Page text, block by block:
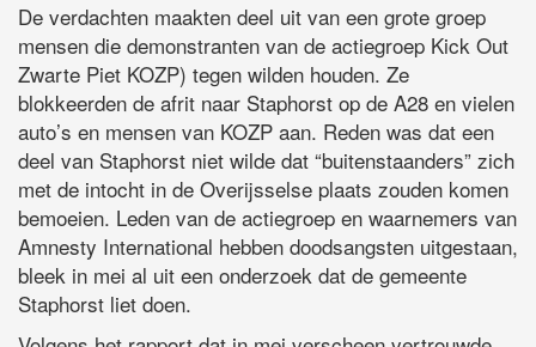
De verdachten maakten deel uit van een grote groep
mensen die demonstranten van de actiegroep Kick Out
Zwarte Piet KOZP) tegen wilden houden. Ze
blokkeerden de afrit naar Staphorst op de A28 en vielen
auto’s en mensen van KOZP aan. Reden was dat een
deel van Staphorst niet wilde dat “buitenstaanders” zich
met de intocht in de Overijsselse plaats zouden komen
bemoeien. Leden van de actiegroep en waarnemers van
Amnesty International hebben doodsangsten uitgestaan,
bleek in mei al uit een onderzoek dat de gemeente
Staphorst liet doen.